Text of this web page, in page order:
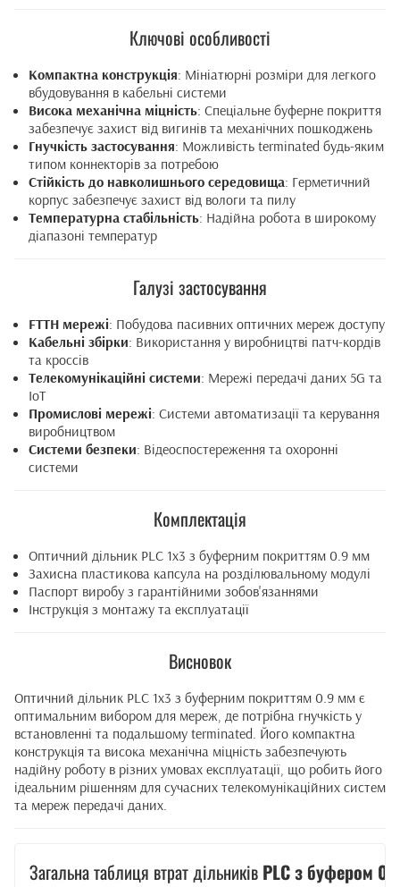
Ключові особливості
Компактна конструкція: Мініатюрні розміри для легкого
вбудовування в кабельні системи
Висока механічна міцність: Спеціальне буферне покриття
забезпечує захист від вигинів та механічних пошкоджень
Гнучкість застосування: Можливість terminated будь-яким
типом коннекторів за потребою
Стійкість до навколишнього середовища: Герметичний
корпус забезпечує захист від вологи та пилу
Температурна стабільність: Надійна робота в широкому
діапазоні температур
Галузі застосування
FTTH мережі: Побудова пасивних оптичних мереж доступу
Кабельні збірки: Використання у виробництві патч-кордів
та кроссів
Телекомунікаційні системи: Мережі передачі даних 5G та
IoT
Промислові мережі: Системи автоматизації та керування
виробництвом
Системи безпеки: Відеоспостереження та охоронні
системи
Комплектація
Оптичний дільник PLC 1x3 з буферним покриттям 0.9 мм
Захисна пластикова капсула на розділювальному модулі
Паспорт виробу з гарантійними зобов'язаннями
Інструкція з монтажу та експлуатації
Висновок
Оптичний дільник PLC 1x3 з буферним покриттям 0.9 мм є
оптимальним вибором для мереж, де потрібна гнучкість у
встановленні та подальшому terminated. Його компактна
конструкція та висока механічна міцність забезпечують
надійну роботу в різних умовах експлуатації, що робить його
ідеальним рішенням для сучасних телекомунікаційних систем
та мереж передачі даних.
Загальна таблиця втрат дільників PLC з буфером